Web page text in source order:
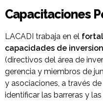
Capacitaciones
LACADI trabaja en el
capacidades de
(directivos del área de
gerencia y miembros de
y asociaciones, a través de
identificar las barreras y